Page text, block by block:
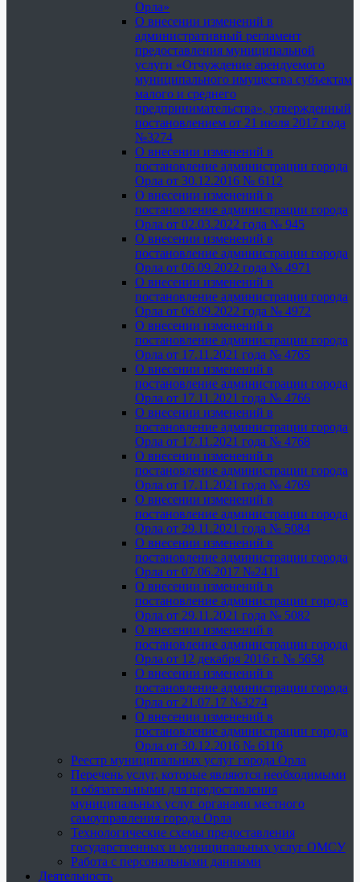
Орла»
О внесении изменений в
административный регламент
предоставления муниципальной
услуги «Отчуждение арендуемого
муниципального имущества субъектам
малого и среднего
предпринимательства», утвержденный
постановлением от 21 июля 2017 года
№3274
О внесении изменений в
постановление администрации города
Орла от 30.12.2016 № 6112
О внесении изменений в
постановление администрации города
Орла от 02.03.2022 года № 945
О внесении изменений в
постановление администрации города
Орла от 06.09.2022 года № 4971
О внесении изменений в
постановление администрации города
Орла от 06.09.2022 года № 4972
О внесении изменений в
постановление администрации города
Орла от 17.11.2021 года № 4765
О внесении изменений в
постановление администрации города
Орла от 17.11.2021 года № 4766
О внесении изменений в
постановление администрации города
Орла от 17.11.2021 года № 4768
О внесении изменений в
постановление администрации города
Орла от 17.11.2021 года № 4769
О внесении изменений в
постановление администрации города
Орла от 29.11.2021 года № 5084
О внесении изменений в
постановление администрации города
Орла от 07.06.2017 №2411
О внесении изменений в
постановление администрации города
Орла от 29.11.2021 года № 5082
О внесении изменений в
постановление администрации города
Орла от 12 декабря 2016 г. № 5658
О внесении изменений в
постановление администрации города
Орла от 21.07.17 №3274
О внесении изменений в
постановление администрации города
Орла от 30.12.2016 № 6116
Реестр муниципальных услуг города Орла
Перечень услуг, которые являются необходимыми
и обязательными для предоставления
муниципальных услуг органами местного
самоуправления города Орла
Технологические схемы предоставления
государственных и муниципальных услуг ОМСУ
Работа с персональными данными
Деятельность